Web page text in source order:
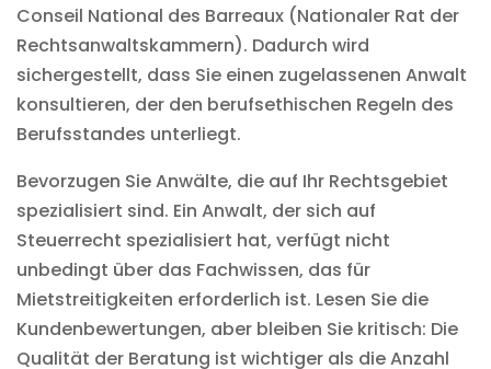
Conseil National des Barreaux (Nationaler Rat der
Rechtsanwaltskammern). Dadurch wird
sichergestellt, dass Sie einen zugelassenen Anwalt
konsultieren, der den berufsethischen Regeln des
Berufsstandes unterliegt.
Bevorzugen Sie Anwälte, die auf Ihr Rechtsgebiet
spezialisiert sind. Ein Anwalt, der sich auf
Steuerrecht spezialisiert hat, verfügt nicht
unbedingt über das Fachwissen, das für
Mietstreitigkeiten erforderlich ist. Lesen Sie die
Kundenbewertungen, aber bleiben Sie kritisch: Die
Qualität der Beratung ist wichtiger als die Anzahl